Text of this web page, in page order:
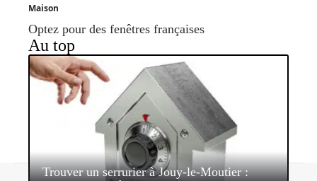
Maison
Optez pour des fenêtres françaises
Au top
Trouver un serrurier à Jouy-le-Moutier :